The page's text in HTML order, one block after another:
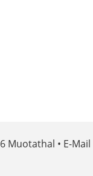
Muotathal • E-Mail